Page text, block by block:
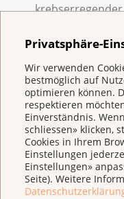
Privatsphäre-
Wir verwenden
bestmöglich auf
optimieren können.
respektieren
Einverständnis.
schliessen» klicken,
Cookies in Ihrem
Einstellungen
Einstellungen»
Seite). Weitere
Ich habe
Ist das ein
Ja, das Trinken von
der Krebstherapie.
verschlechtert